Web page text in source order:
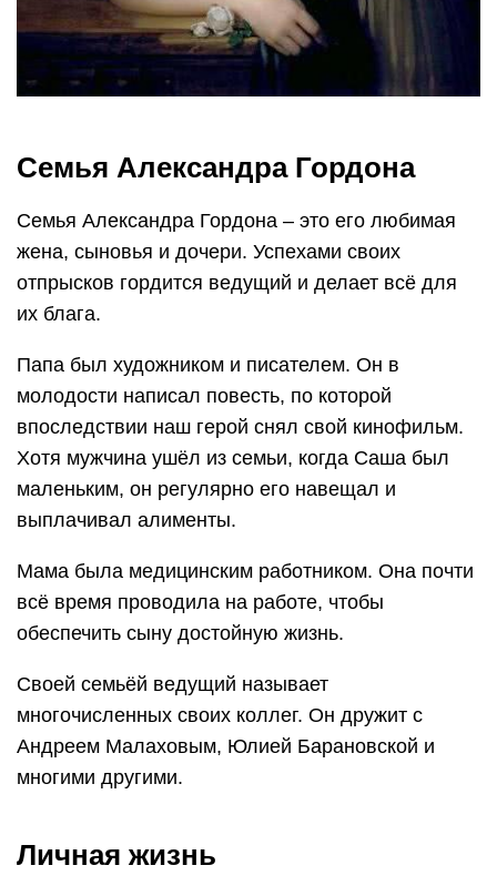
Семья Александра Гордона
Семья Александра Гордона – это его любимая
жена, сыновья и дочери. Успехами своих
отпрысков гордится ведущий и делает всё для
их блага.
Папа был художником и писателем. Он в
молодости написал повесть, по которой
впоследствии наш герой снял свой кинофильм.
Хотя мужчина ушёл из семьи, когда Саша был
маленьким, он регулярно его навещал и
выплачивал алименты.
Мама была медицинским работником. Она почти
всё время проводила на работе, чтобы
обеспечить сыну достойную жизнь.
Своей семьёй ведущий называет
многочисленных своих коллег. Он дружит с
Андреем Малаховым, Юлией Барановской и
многими другими.
Личная жизнь